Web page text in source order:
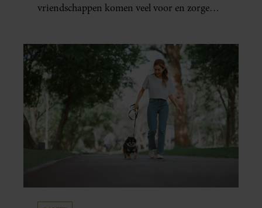
vriendschappen komen veel voor en zorgen